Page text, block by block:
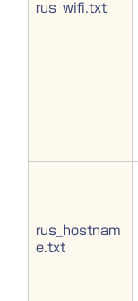
rus_wifi.txt
rus_hostnam
e.txt